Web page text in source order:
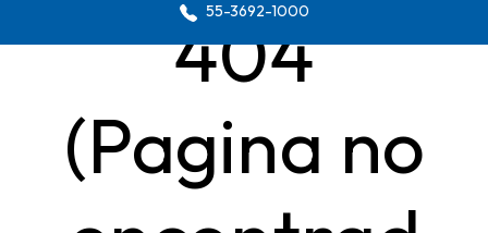
55-3692-1000
404
(Pagina no